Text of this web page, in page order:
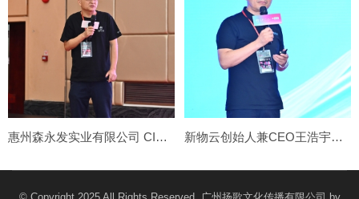
惠州森永发实业有限公司 CIO 许青根老师 新物云创始人兼CEO王浩宇（大麦）老师